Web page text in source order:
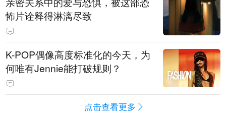
怖片诠释得淋漓尽致
K-POP偶像高度标准化的今天，为
何唯有Jennie能打破规则？
点击查看更多